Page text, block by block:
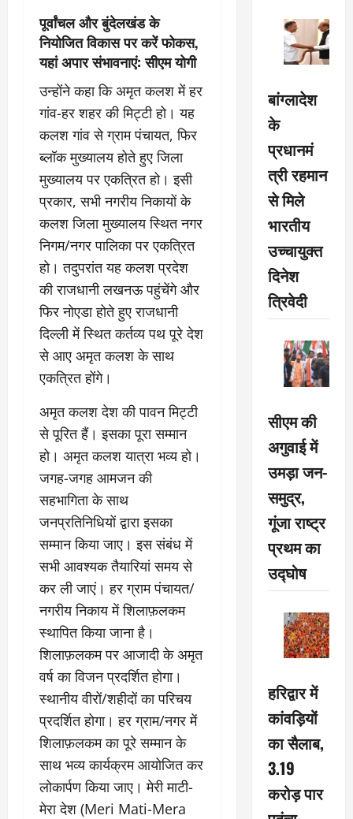
पूर्वांचल और बुंदेलखंड के
नियोजित विकास पर करें फोकस,
यहां अपार संभावनाएं: सीएम योगी
उन्होंने कहा कि अमृत कलश में हर
गांव-हर शहर की मिट्टी हो। यह
कलश गांव से ग्राम पंचायत, फिर
ब्लॉक मुख्यालय होते हुए जिला
मुख्यालय पर एकत्रित हो। इसी
प्रकार, सभी नगरीय निकायों के
कलश जिला मुख्यालय स्थित नगर
निगम/नगर पालिका पर एकत्रित
हो। तदुपरांत यह कलश प्रदेश
की राजधानी लखनऊ पहुंचेंगे और
फिर नोएडा होते हुए राजधानी
दिल्ली में स्थित कर्तव्य पथ पूरे देश
से आए अमृत कलश के साथ
एकत्रित होंगे।
अमृत कलश देश की पावन मिट्टी
से पूरित हैं। इसका पूरा सम्मान
हो। अमृत कलश यात्रा भव्य हो।
जगह-जगह आमजन की
सहभागिता के साथ
जनप्रतिनिधियों द्वारा इसका
सम्मान किया जाए। इस संबंध में
सभी आवश्यक तैयारियां समय से
कर ली जाएं। हर ग्राम पंचायत/
नगरीय निकाय में शिलाफ़लकम
स्थापित किया जाना है।
शिलाफ़लकम पर आजादी के अमृत
वर्ष का विजन प्रदर्शित होगा।
स्थानीय वीरों/शहीदों का परिचय
प्रदर्शित होगा। हर ग्राम/नगर में
शिलाफ़लकम का पूरे सम्मान के
साथ भव्य कार्यक्रम आयोजित कर
लोकार्पण किया जाए। मेरी माटी-
मेरा देश (Meri Mati-Mera
बांग्लादेश
के
प्रधानमं
त्री रहमान
से मिले
भारतीय
उच्चायुक्त
दिनेश
त्रिवेदी
सीएम की
अगुवाई में
उमड़ा जन-
समुद्र,
गूंजा राष्ट्र
प्रथम का
उद्घोष
हरिद्वार में
कांवड़ियों
का सैलाब,
3.19
करोड़ पार